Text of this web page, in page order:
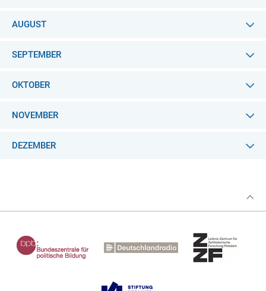
AUGUST
SEPTEMBER
OKTOBER
NOVEMBER
DEZEMBER